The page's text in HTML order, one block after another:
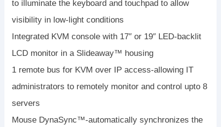
to illuminate the keyboard and touchpad to allow
visibility in low-light conditions
Integrated KVM console with 17″ or 19″ LED-backlit
LCD monitor in a Slideaway™ housing
1 remote bus for KVM over IP access-allowing IT
administrators to remotely monitor and control upto 8
servers
Mouse DynaSync™-automatically synchronizes the